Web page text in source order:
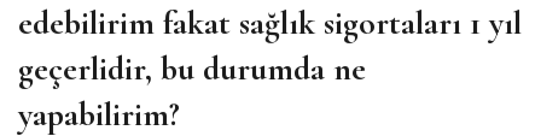
edebilirim fakat sağlık sigortaları 1 yıl
geçerlidir, bu durumda ne
yapabilirim?